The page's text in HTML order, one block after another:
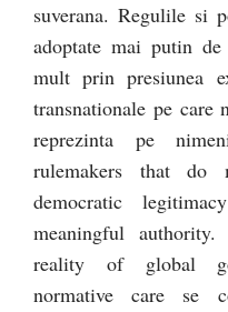
suverana. Regulile si
adoptate mai putin
mult prin presiunea
transnationale pe
reprezinta pe
rulemakers that do
democratic
meaningful
reality of global
normative care se